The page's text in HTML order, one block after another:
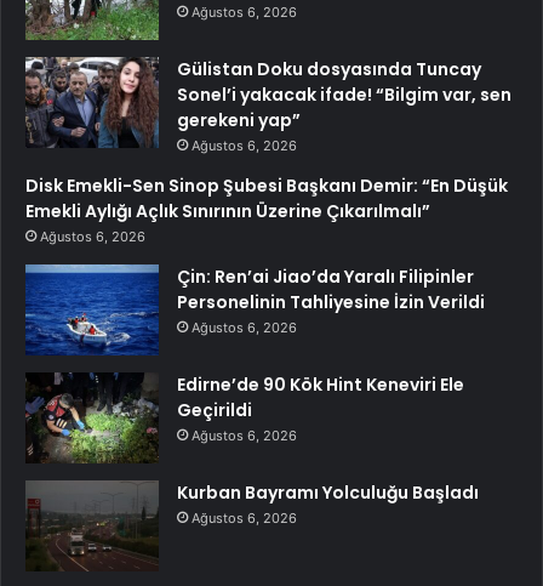
Ağustos 6, 2026
Gülistan Doku dosyasında Tuncay
Sonel’i yakacak ifade! “Bilgim var, sen
gerekeni yap”
Ağustos 6, 2026
Disk Emekli-Sen Sinop Şubesi Başkanı Demir: “En Düşük
Emekli Aylığı Açlık Sınırının Üzerine Çıkarılmalı”
Ağustos 6, 2026
Çin: Ren’ai Jiao’da Yaralı Filipinler
Personelinin Tahliyesine İzin Verildi
Ağustos 6, 2026
Edirne’de 90 Kök Hint Keneviri Ele
Geçirildi
Ağustos 6, 2026
Kurban Bayramı Yolculuğu Başladı
Ağustos 6, 2026